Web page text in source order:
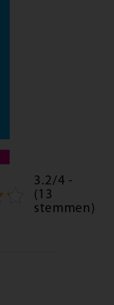
3.2/4 -
(13
stemmen)